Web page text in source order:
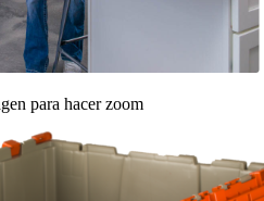
para hacer zoom